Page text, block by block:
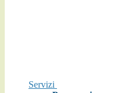
Servizi